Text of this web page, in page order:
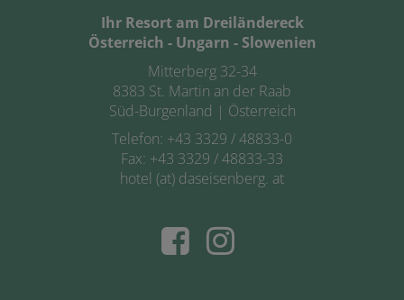
Ihr Resort am Dreiländereck
Österreich - Ungarn - Slowenien
Mitterberg 32-34
8383 St. Martin an der Raab
Süd-Burgenland | Österreich
Telefon: +43 3329 / 48833-0
Fax: +43 3329 / 48833-33
hotel (at) daseisenberg. at